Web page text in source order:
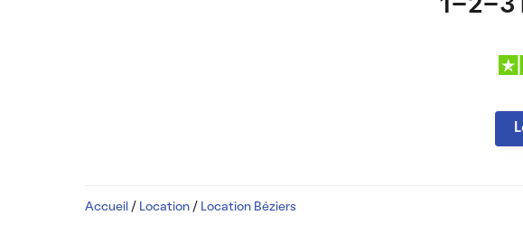
1-2-3
Accueil / Location / Location Béziers